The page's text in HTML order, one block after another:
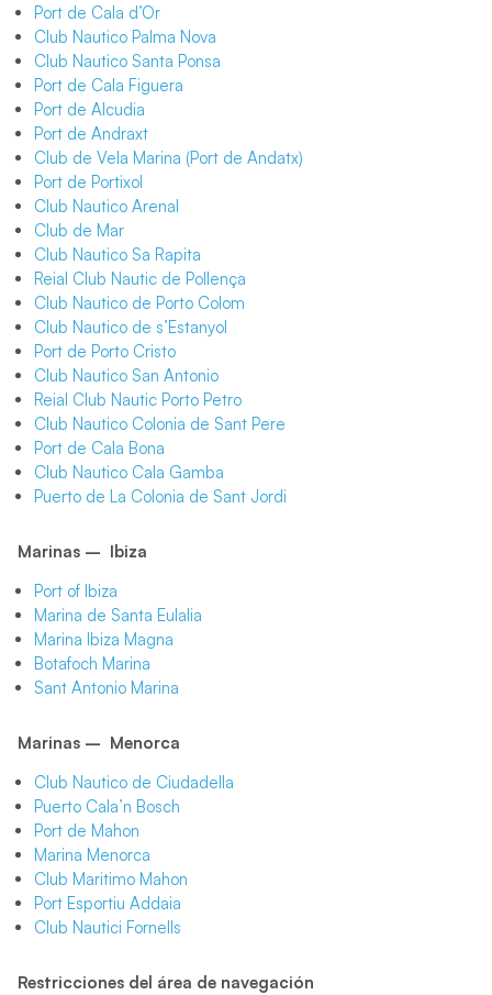
Port de Cala d’Or
Club Nautico Palma Nova
Club Nautico Santa Ponsa
Port de Cala Figuera
Port de Alcudia
Port de Andraxt
Club de Vela Marina (Port de Andatx)
Port de Portixol
Club Nautico Arenal
Club de Mar
Club Nautico Sa Rapita
Reial Club Nautic de Pollença
Club Nautico de Porto Colom
Club Nautico de s’Estanyol
Port de Porto Cristo
Club Nautico San Antonio
Reial Club Nautic Porto Petro
Club Nautico Colonia de Sant Pere
Port de Cala Bona
Club Nautico Cala Gamba
Puerto de La Colonia de Sant Jordi
Marinas – Ibiza
Port of Ibiza
Marina de Santa Eulalia
Marina Ibiza Magna
Botafoch Marina
Sant Antonio Marina
Marinas – Menorca
Club Nautico de Ciudadella
Puerto Cala’n Bosch
Port de Mahon
Marina Menorca
Club Maritimo Mahon
Port Esportiu Addaia
Club Nautici Fornells
Restricciones del área de navegación